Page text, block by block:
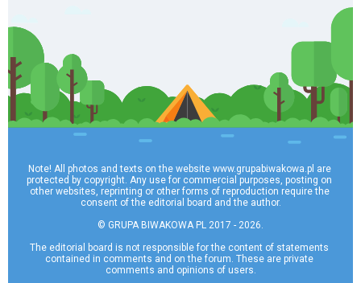
Note! All photos and texts on the website www.grupabiwakowa.pl are
protected by copyright. Any use for commercial purposes, posting on
other websites, reprinting or other forms of reproduction require the
consent of the editorial board and the author.
© GRUPA BIWAKOWA PL 2017 - 2026.
The editorial board is not responsible for the content of statements
contained in comments and on the forum. These are private
comments and opinions of users.